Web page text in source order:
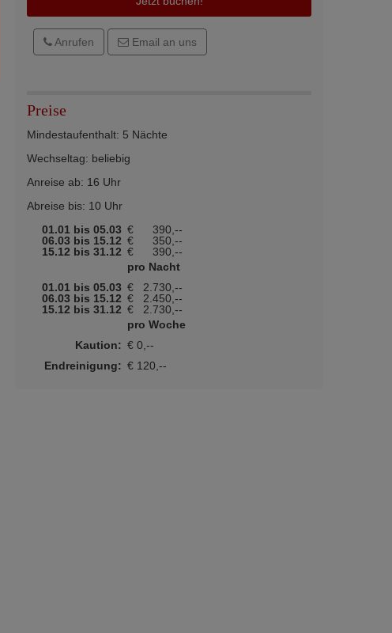
Anrufen Email an uns
Preise
Mindestaufenthalt: 5 Nächte
Wechseltag: beliebig
Anreise ab: 16 Uhr
Abreise bis: 10 Uhr
01.01 bis 05.03 €
390,--
06.03 bis 15.12 €
350,--
15.12 bis 31.12 €
390,--
pro Nacht
01.01 bis 05.03 €
2.730,--
06.03 bis 15.12 €
2.450,--
15.12 bis 31.12 €
2.730,--
pro Woche
Kaution: € 0,--
Endreinigung: € 120,--